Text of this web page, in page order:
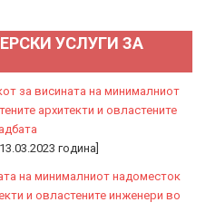
УСЛУГИ ЗА
за висината на минималниот
архитекти и овластените
година]
на минималниот надоместок
и овластените инженери во